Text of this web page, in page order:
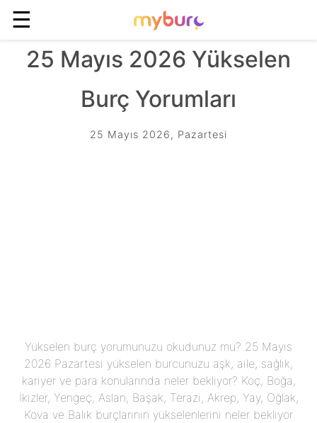
☰
25 Mayıs 2026 Yükselen
Burç Yorumları
25 Mayıs 2026, Pazartesi
Yükselen burç yorumunuzu okudunuz mu? 25 Mayıs
2026 Pazartesi yükselen burcunuzu aşk, aile, sağlık,
kariyer ve para konularında neler bekliyor? Koç, Boğa,
İkizler, Yengeç, Aslan, Başak, Terazi, Akrep, Yay, Oğlak,
Kova ve Balık burçlarının yükselenlerini neler bekliyor